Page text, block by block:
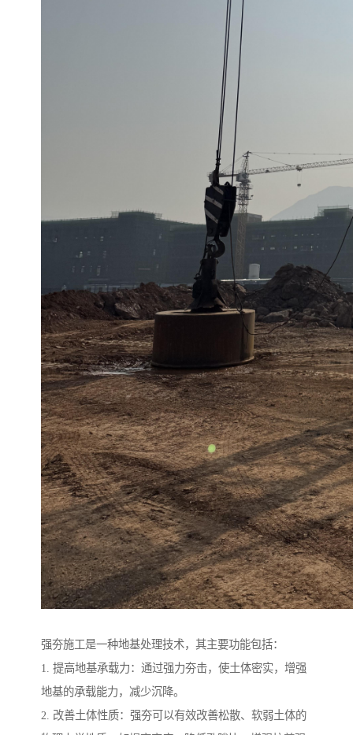
强夯施工是一种地基处理技术，其主要功能包括：
1. 提高地基承载力：通过强力夯击，使土体密实，增强
地基的承载能力，减少沉降。
2. 改善土体性质：强夯可以有效改善松散、软弱土体的